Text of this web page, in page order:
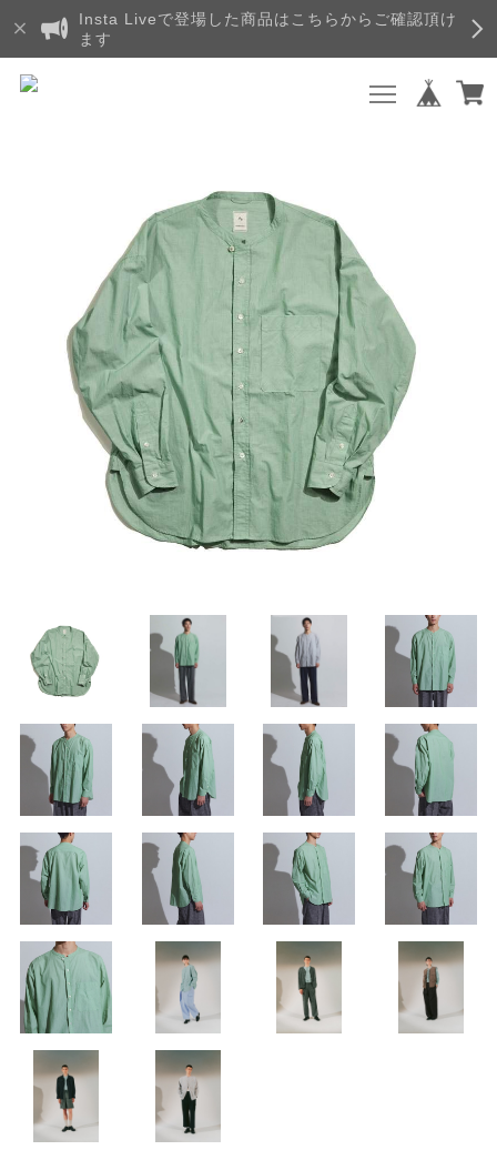
Insta Liveで登場した商品はこちらからご確認頂け
ます